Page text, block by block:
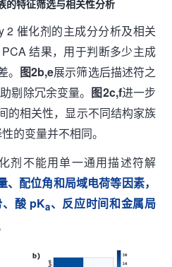
的特征筛选与相关性分析
2 催化剂的主成分分析及相关
结果，用于判断多少主成
图2b,e展示筛选后描述符之
剔除冗余变量。 图2c,f进一步
的相关性，显示不同结构家族
的变量并不相同。
剂不能用单一通用描述符解
配位角和局域电荷等因素，
酸 pKa、反应时间和金属局